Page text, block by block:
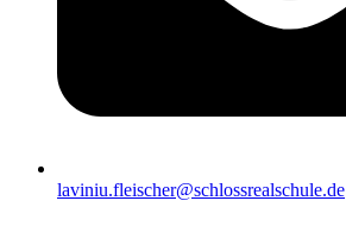
laviniu.fleischer@schlossrealschule.de